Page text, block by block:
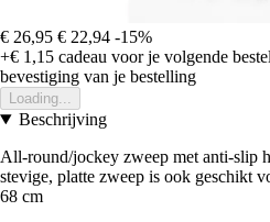
€ 26,95 € 22,94 -15%
+€ 1,15 cadeau voor je volgende
bevestiging van je bestelling
Loading...
Beschrijving
All-round/jockey zweep met anti-slip
stevige, platte zweep is ook geschikt
68 cm